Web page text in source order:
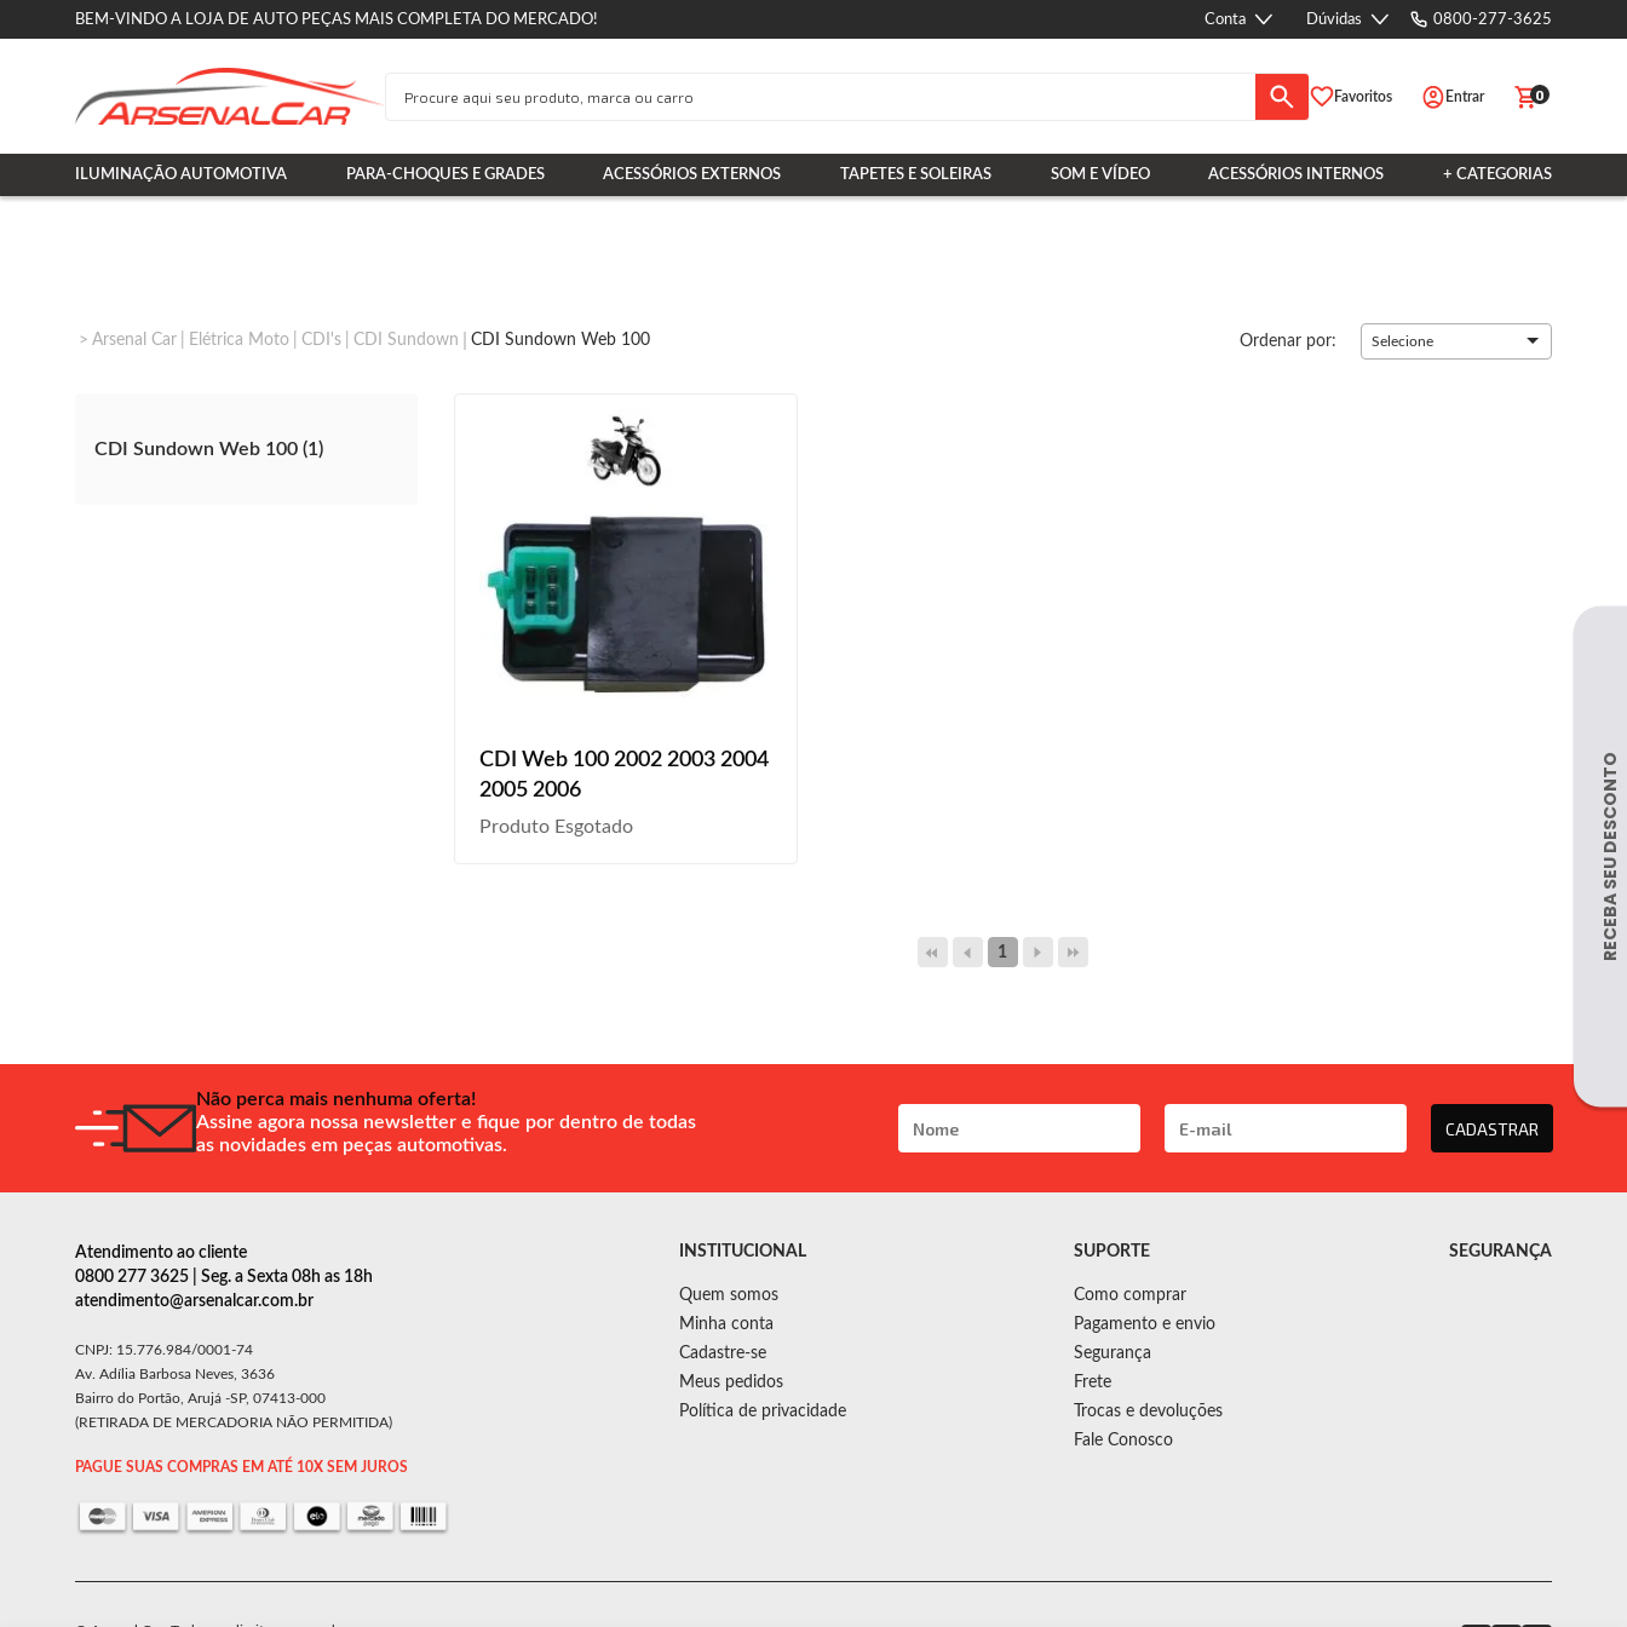
BEM-VINDO A LOJA DE AUTO PEÇAS MAIS COMPLETA DO MERCADO! Conta Dúvidas 0800-277-3625
Favoritos Entrar 0
ILUMINAÇÃO AUTOMOTIVA PARA-CHOQUES E GRADES ACESSÓRIOS EXTERNOS TAPETES E SOLEIRAS SOM E VÍDEO ACESSÓRIOS INTERNOS + CATEGORIAS
Arsenal Car Elétrica Moto CDI's CDI Sundown CDI Sundown Web 100 Ordenar por: Selecione
CDI Sundown Web 100 (1)
CDI Web 100 2002 2003 2004
2005 2006
Produto Esgotado
1
Não perca mais nenhuma oferta!
Assine agora nossa newsletter e fique por dentro de todas
as novidades em peças automotivas.
CADASTRAR
Atendimento ao cliente
0800 277 3625 | Seg. a Sexta 08h as 18h
atendimento@arsenalcar.com.br
CNPJ: 15.776.984/0001-74
Av. Adília Barbosa Neves, 3636
Bairro do Portão, Arujá -SP, 07413-000
(RETIRADA DE MERCADORIA NÃO PERMITIDA)
PAGUE SUAS COMPRAS EM ATÉ 10X SEM JUROS
INSTITUCIONAL
Quem somos
Minha conta
Cadastre-se
Meus pedidos
Política de privacidade
SUPORTE
Como comprar
Pagamento e envio
Segurança
Frete
Trocas e devoluções
Fale Conosco
SEGURANÇA